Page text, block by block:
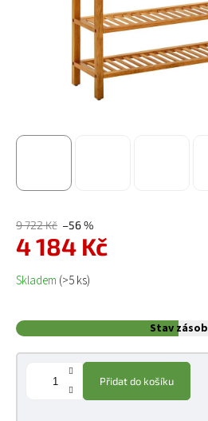
9 722 Kč –56 %
4 184 Kč
Měrná cena:
Skladem (>5 ks)
Stav zásob
Přidat do košíku